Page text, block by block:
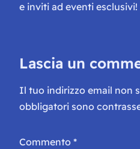
e inviti ad eventi esclusivi!
Lascia un
Il tuo indirizzo email non
obbligatori sono
Commento *